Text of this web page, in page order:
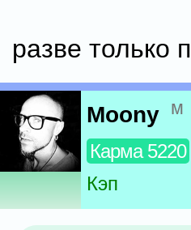
разве только
Moony м
Карма 5220
Кэп